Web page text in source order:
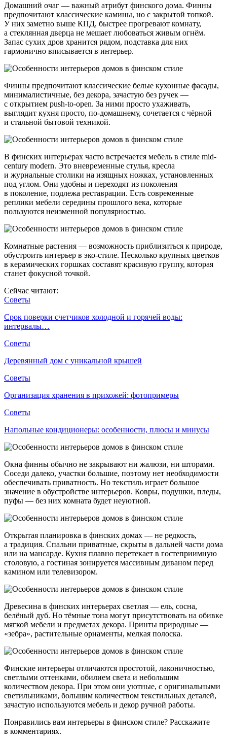
Домашний очаг — важный атрибут финского дома. Финны
предпочитают классические камины, но с закрытой топкой.
У них заметно выше КПД, быстрее прогревают комнату,
а стеклянная дверца не мешает любоваться живым огнём.
Запас сухих дров хранится рядом, подставка для них
гармонично вписывается в интерьер.
Финны предпочитают классические белые кухонные фасады,
минималистичные, без декора, зачастую без ручек —
с открытием push-to-open. За ними просто ухаживать,
выглядит кухня просто, по-домашнему, сочетается с чёрной
и стальной бытовой техникой.
В финских интерьерах часто встречается мебель в стиле mid-
century modern. Это вневременные стулья, кресла
и журнальные столики на изящных ножках, установленных
под углом. Они удобны и переходят из поколения
в поколение, подлежа реставрации. Есть современные
реплики мебели середины прошлого века, которые
пользуются неизменной популярностью.
Комнатные растения — возможность приблизиться к природе,
обустроить интерьер в эко-стиле. Несколько крупных цветков
в керамических горшках составят красивую группу, которая
станет фокусной точкой.
Сейчас читают:
Советы
Срок поверки счетчиков холодной и горячей воды:
интервалы…
Советы
Деревянный дом с уникальной крышей
Советы
Организация хранения в прихожей: фотопримеры
Советы
Напольные кондиционеры: особенности, плюсы и минусы
Окна финны обычно не закрывают ни жалюзи, ни шторами.
Соседи далеко, участки большие, поэтому нет необходимости
обеспечивать приватность. Но текстиль играет большое
значение в обустройстве интерьеров. Ковры, подушки, пледы,
пуфы — без них комната будет неуютной.
Открытая планировка в финских домах — не редкость,
а традиция. Спальни приватные, скрыты в дальней части дома
или на мансарде. Кухня плавно перетекает в гостеприимную
столовую, а гостиная зонируется массивным диваном перед
камином или телевизором.
Древесина в финских интерьерах светлая — ель, сосна,
белёный дуб. Но тёмные тона могут присутствовать на обивке
мягкой мебели и предметах декора. Принты природные —
«зебра», растительные орнаменты, мелкая полоска.
Финские интерьеры отличаются простотой, лаконичностью,
светлыми оттенками, обилием света и небольшим
количеством декора. При этом они уютные, с оригинальными
светильниками, большим количеством текстильных деталей,
зачастую используются мебель и декор ручной работы.
Понравились вам интерьеры в финском стиле? Расскажите
в комментариях.